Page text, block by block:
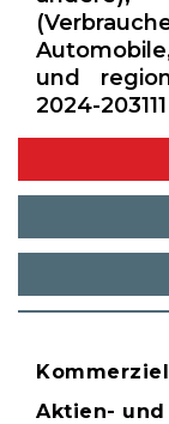
und
2024-203111
Aktien-